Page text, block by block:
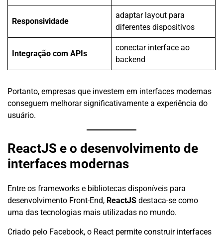
Responsividade
adaptar layout para
diferentes dispositivos
Integração com APIs
conectar interface ao
backend
Portanto, empresas que investem em interfaces modernas
conseguem melhorar significativamente a experiência do
usuário.
ReactJS e o desenvolvimento de
interfaces modernas
Entre os frameworks e bibliotecas disponíveis para
desenvolvimento Front-End, ReactJS destaca-se como
uma das tecnologias mais utilizadas no mundo.
Criado pelo Facebook, o React permite construir interfaces